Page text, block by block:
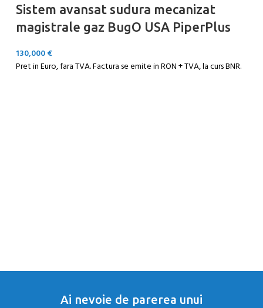
Sistem avansat sudura mecanizat
magistrale gaz BugO USA PiperPlus
130,000€
Pret in Euro, fara TVA. Factura se emite in RON + TVA, la curs BNR.
Ai nevoie de parerea unui